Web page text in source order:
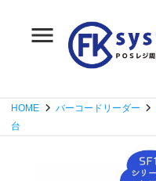
HOME バーコードリーダー
台